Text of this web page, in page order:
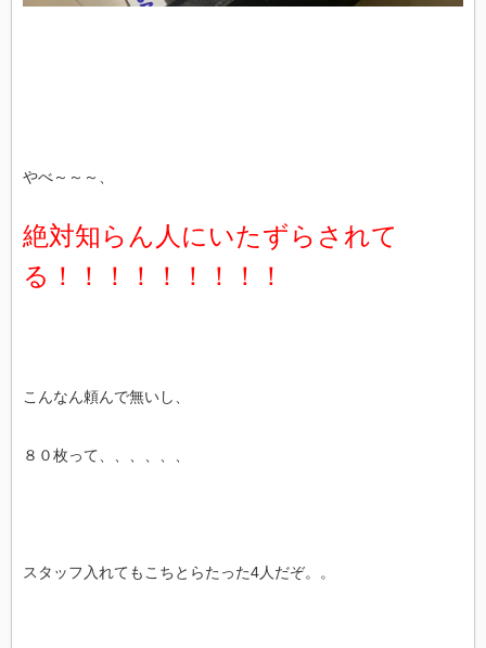
やべ～～～、
絶対知らん人にいたずらされて
る！！！！！！！！！
こんなん頼んで無いし、
８０枚って、、、、、、
スタッフ入れてもこちとらたった4人だぞ。。